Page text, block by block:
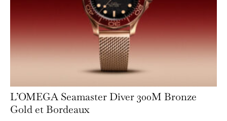
L’OMEGA Seamaster Diver 300M Bronze
Gold et Bordeaux